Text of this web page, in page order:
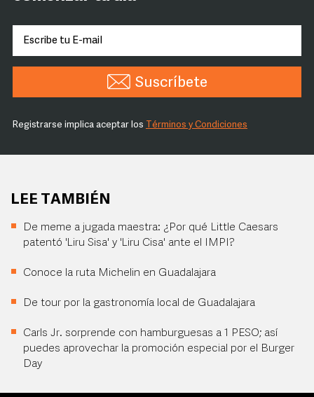
Suscríbete
Registrarse implica aceptar los Términos y Condiciones
LEE TAMBIÉN
De meme a jugada maestra: ¿Por qué Little Caesars
patentó 'Liru Sisa' y 'Liru Cisa' ante el IMPI?
Conoce la ruta Michelin en Guadalajara
De tour por la gastronomía local de Guadalajara
Carls Jr. sorprende con hamburguesas a 1 PESO; así
puedes aprovechar la promoción especial por el Burger
Day